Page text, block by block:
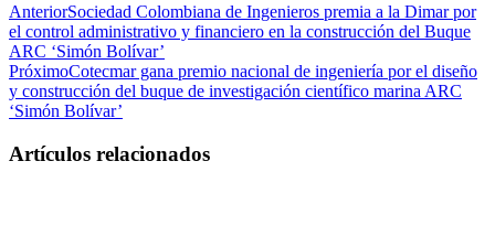
AnteriorSociedad Colombiana de Ingenieros premia a la Dimar por
el control administrativo y financiero en la construcción del Buque
ARC ‘Simón Bolívar’
PróximoCotecmar gana premio nacional de ingeniería por el diseño
y construcción del buque de investigación científico marina ARC
‘Simón Bolívar’
Artículos relacionados